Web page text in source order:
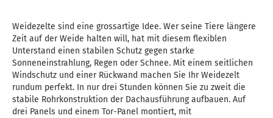
Weidezelte sind eine grossartige Idee. Wer seine Tiere längere
Zeit auf der Weide halten will, hat mit diesem flexiblen
Unterstand einen stabilen Schutz gegen starke
Sonneneinstrahlung, Regen oder Schnee. Mit einem seitlichen
Windschutz und einer Rückwand machen Sie Ihr Weidezelt
rundum perfekt. In nur drei Stunden können Sie zu zweit die
stabile Rohrkonstruktion der Dachausführung aufbauen. Auf
drei Panels und einem Tor-Panel montiert, mit